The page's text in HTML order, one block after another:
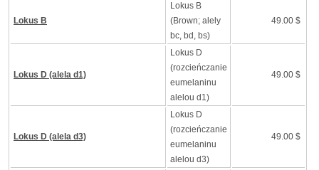
Lokus B
Lokus B
(Brown; alely
bc, bd, bs)
49.00 $
Lokus D (alela d1)
Lokus D
(rozcieńczanie
eumelaninu
alelou d1)
49.00 $
Lokus D (alela d3)
Lokus D
(rozcieńczanie
eumelaninu
alelou d3)
49.00 $